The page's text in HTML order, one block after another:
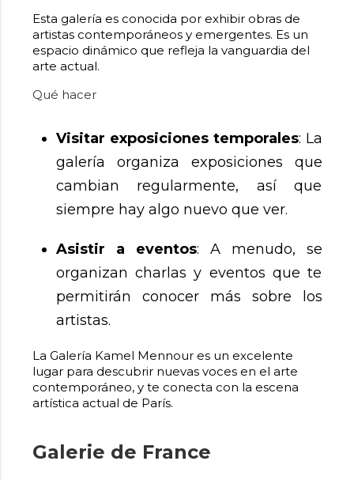
Esta galería es conocida por exhibir obras de
artistas contemporáneos y emergentes. Es un
espacio dinámico que refleja la vanguardia del
arte actual.
Qué hacer
Visitar exposiciones temporales: La
galería organiza exposiciones que
cambian regularmente, así que
siempre hay algo nuevo que ver.
Asistir a eventos: A menudo, se
organizan charlas y eventos que te
permitirán conocer más sobre los
artistas.
La Galería Kamel Mennour es un excelente
lugar para descubrir nuevas voces en el arte
contemporáneo, y te conecta con la escena
artística actual de París.
Galerie de France